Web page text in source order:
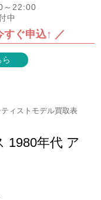
～22:00
中
すぐ申込↑ ／
ィストモデル買取表
1980年代 ア